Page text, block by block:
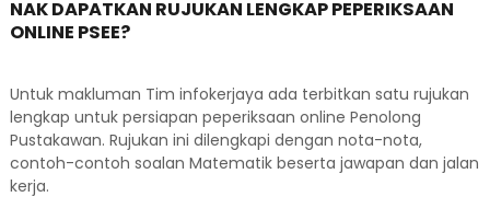
NAK DAPATKAN RUJUKAN LENGKAP PEPERIKSAAN
ONLINE PSEE?
Untuk makluman Tim infokerjaya ada terbitkan satu rujukan
lengkap untuk persiapan peperiksaan online Penolong
Pustakawan. Rujukan ini dilengkapi dengan nota-nota,
contoh-contoh soalan Matematik beserta jawapan dan jalan
kerja.